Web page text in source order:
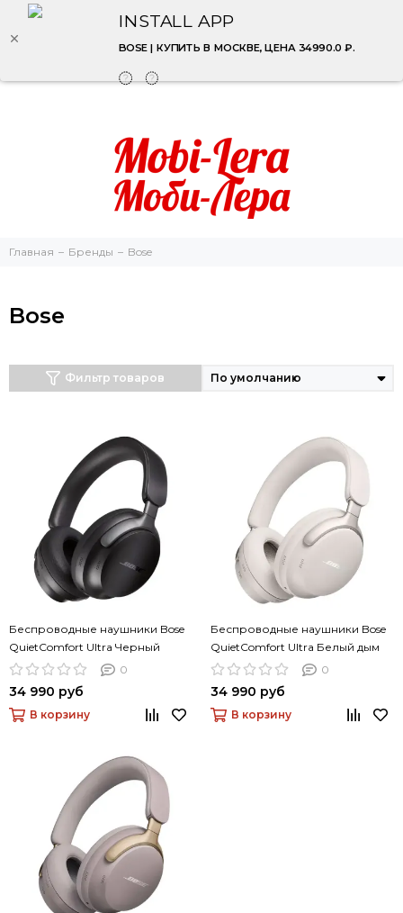
INSTALL APP
BOSE | КУПИТЬ В МОСКВЕ, ЦЕНА 34990.0 ₽.
Главная Бренды Bose
Bose
Фильтр товаров
Беспроводные наушники Bose
QuietComfort Ultra Черный
0
34 990 руб
В корзину
Беспроводные наушники Bose
QuietComfort Ultra Белый дым
0
34 990 руб
В корзину